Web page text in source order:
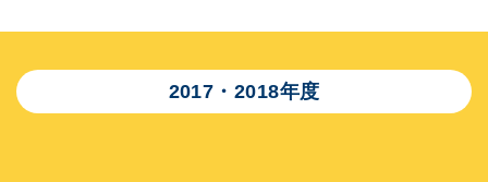
2017・2018年度